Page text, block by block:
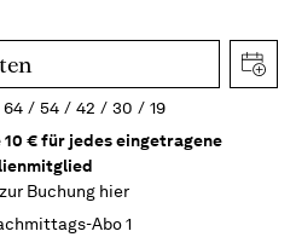
64 54 42 30
19
€ für jedes eingetragene
Buchung hier
Abo 1